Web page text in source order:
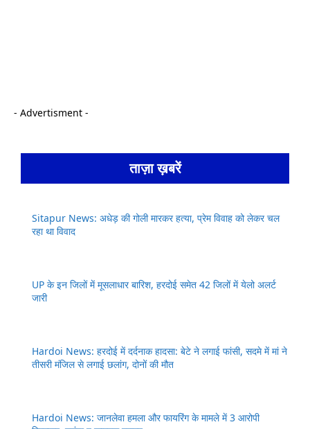
- Advertisment -
ताज़ा ख़बरें
Sitapur News: अधेड़ की गोली मारकर हत्या, प्रेम विवाह को लेकर चल
रहा था विवाद
UP के इन जिलों में मूसलाधार बारिश, हरदोई समेत 42 जिलों में येलो अलर्ट
जारी
Hardoi News: हरदोई में दर्दनाक हादसा: बेटे ने लगाई फांसी, सदमे में मां ने
तीसरी मंजिल से लगाई छलांग, दोनों की मौत
Hardoi News: जानलेवा हमला और फायरिंग के मामले में 3 आरोपी